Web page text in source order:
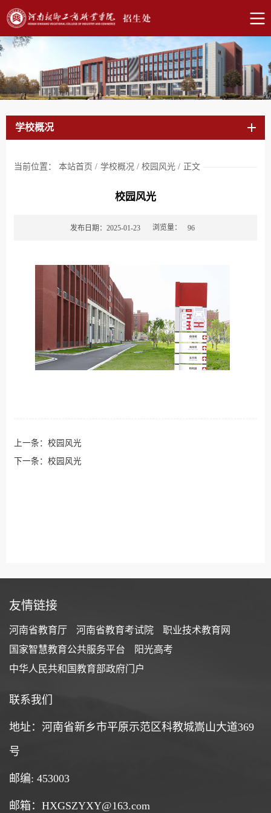
学校概况
当前位置： 本站首页 / 学校概况 / 校园风光 / 正文
校园风光
发布日期：2025-01-23 浏览量： 96
上一条： 校园风光
下一条： 校园风光
友情链接
河南省教育厅 河南省教育考试院
职业技术教育网
国家智慧教育公共服务平台
阳光高考
中华人民共和国教育部政府门户
联系我们
地址：河南省新乡市平原示范区科教城嵩山大道369
号
邮编: 453003
邮箱：HXGSZYXY@163.com